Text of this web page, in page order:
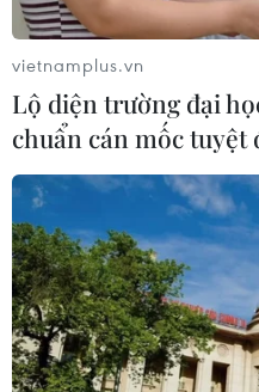
vietnamplus.vn
Lộ diện trường đại
chuẩn cán mốc tuyệt